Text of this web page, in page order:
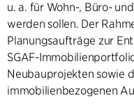
u. a. für Wohn-, Büro-
werden sollen. Der
Planungsaufträge zur
SGAF-
Neubauprojekten sowie
immobilienbezogenen